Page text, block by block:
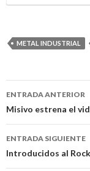
METAL INDUSTRIAL
de
entradas
ENTRADA ANTERIOR
Misivo estrena el
ENTRADA SIGUIENTE
Introducidos al